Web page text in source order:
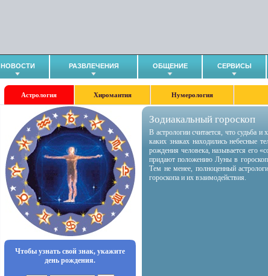
НОВОСТИ РАЗВЛЕЧЕНИЯ ОБЩЕНИЕ СЕРВИСЫ
Астрология Хиромантия Нумерология
Чтобы узнать свой знак, укажите
день рождения.
Зодиакальный гороскоп
В астрологии считается, что судьба
каких знаках находились небесные
рождения человека, называется его
придают положению Луны в
Тем не менее, полноценный
гороскопа и их взаимодействия.